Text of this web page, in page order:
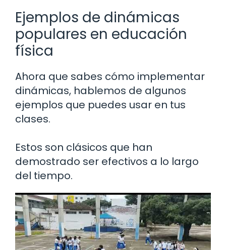
Ejemplos de dinámicas
populares en educación
física
Ahora que sabes cómo implementar
dinámicas, hablemos de algunos
ejemplos que puedes usar en tus
clases.
Estos son clásicos que han
demostrado ser efectivos a lo largo
del tiempo.